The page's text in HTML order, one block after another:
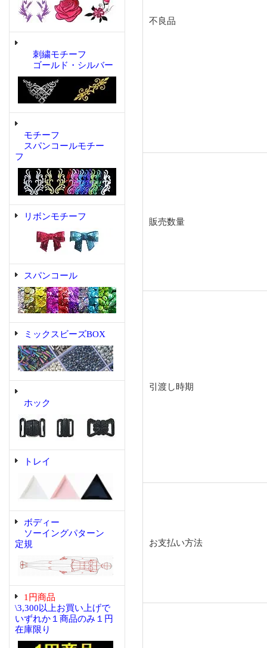
刺繍モチーフ
ゴールド・シルバー
モチーフ
スパンコールモチー
フ
リボンモチーフ
スパンコール
ミックスビーズBOX
ホック
トレイ
ボディー
ソーイングパターン
定規
1円商品
\3,300以上お買い上げで
いずれか１商品のみ１円
在庫限り
不良品
販売数量
引渡し時期
お支払い方法